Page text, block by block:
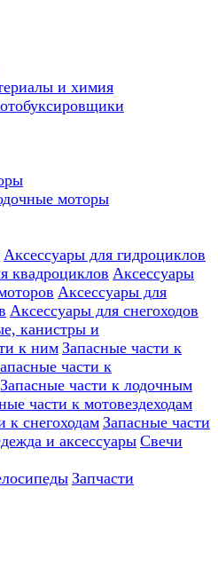
и химия
моторы
Аксессуары для гидроциклов
квадроциклов Аксессуары
Аксессуары для
Аксессуары для снегоходов
канистры и
к ним Запасные части к
части к
Запасные части к лодочным
части к мотовездеходам
к снегоходамЗапасные части
и аксессуарыСвечи
Запчасти